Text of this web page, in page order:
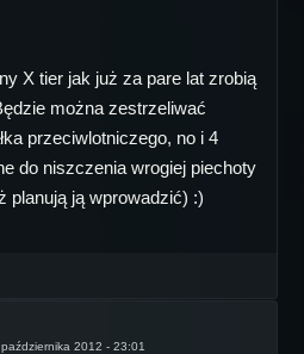
X tier jak już za pare lat zrobią
można zestrzeliwać
przeciwlotniczego, no i 4
do niszczenia wrogiej piechoty
planują ją wprowadzić) :)
2012 - 23:01